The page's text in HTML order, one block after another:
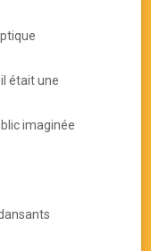
était une
imaginée